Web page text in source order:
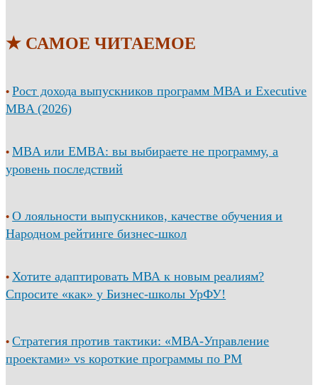
★ САМОЕ ЧИТАЕМОЕ
• Рост дохода выпускников программ МВА и Executive
MBA (2026)
• MBA или EMBA: вы выбираете не программу, а
уровень последствий
•О лояльности выпускников, качестве обучения и
Народном рейтинге бизнес-школ
• Хотите адаптировать МВА к новым реалиям?
Спросите «как» у Бизнес-школы УрФУ!
•Стратегия против тактики: «МВА-Управление
проектами» vs короткие программы по PM